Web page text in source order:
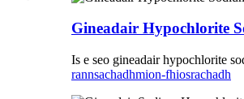
Gineadair Hypochlorite
Is e seo gineadair hypochlorite
rannsachadhmion-fhiosrachadh